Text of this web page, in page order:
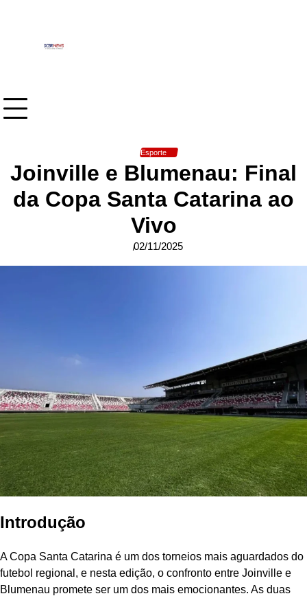
Esporte
Joinville e Blumenau: Final
da Copa Santa Catarina ao
Vivo
02/11/2025
Introdução
A Copa Santa Catarina é um dos torneios mais aguardados do
futebol regional, e nesta edição, o confronto entre Joinville e
Blumenau promete ser um dos mais emocionantes. As duas